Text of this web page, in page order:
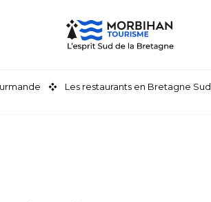
Les restaurants en Bretagne Sud